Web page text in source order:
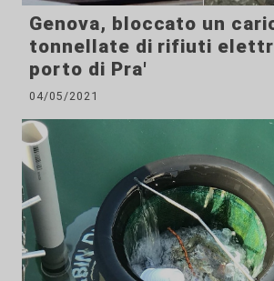
Genova, bloccato un
tonnellate di rifiuti
porto di Pra'
04/05/2021